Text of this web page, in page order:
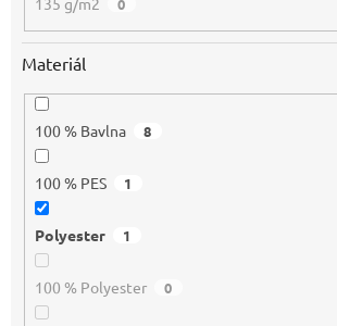
Materiál
100 % Bavlna 8
100 % PES 1
Polyester 1
100 % Polyester 0